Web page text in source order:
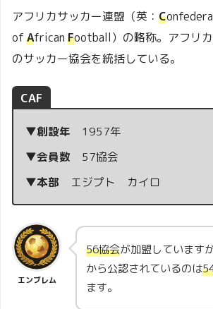
アフリカサッカー連盟（英： C
of African Football）の略称。アフリ
のサッカー協会を統括している。
CAF
▼創設年 1957年
▼会員数 57協会
▼本部 エジプト カイロ
エンブレム
56協会が加盟しています
から公認されているのは
ます。